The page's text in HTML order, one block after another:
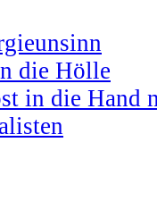
die Hölle
in die Hand